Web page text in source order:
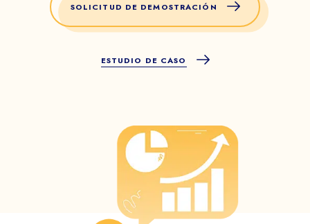
SOLICITUD DE DEMOSTRACIÓN
ESTUDIO DE CASO